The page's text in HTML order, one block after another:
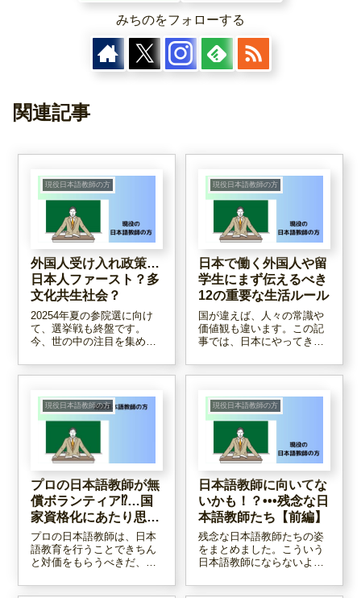
みちのをフォローする
関連記事
現役日本語教師の方
外国人受け入れ政策…
日本人ファースト？多
文化共生社会？
20254年夏の参院選に向け
て、選挙戦も終盤です。
今、世の中の注目を集めて
け入れ政策。日本人ファー
ストを掲げる党もあれば、
もあります。どの党に投票
するか、一日本語教師とし
て、悩み中です…。
現役日本語教師の方
日本で働く外国人や留
学生にまず伝えるべき
12の重要な生活ルール
国が違えば、人々の常識や
価値観も違います。この記
事では、日本にやってきた
ルなく生活するために、で
きるだけ早めに伝えておく
を12個まとめてみました。
現役日本語教師の方
プロの日本語教師が無
償ボランティア⁉…国
家資格化にあたり思う
こと
プロの日本語教師は、日本
語教育を行うことできちん
と対価をもらうべきだ、と
家資格化した今、特にそう
現役日本語教師の方
日本語教師に向いてな
いかも！？•••残念な日
本語教師たち【前編】
残念な日本語教師たちの姿
をまとめました。こういう
日本語教師にならないよう
いで記しています。気軽に